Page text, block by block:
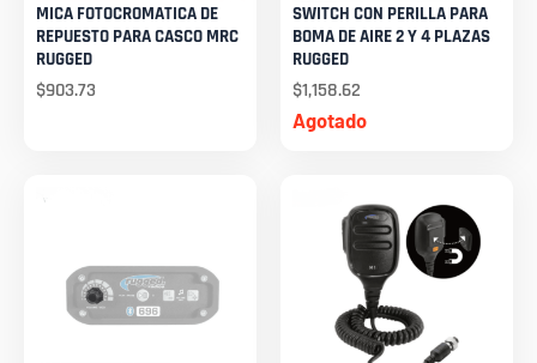
MICA FOTOCROMATICA DE
REPUESTO PARA CASCO MRC
RUGGED
$903.73
Agotado
SWITCH CON PERILLA PARA
BOMA DE AIRE 2 Y 4 PLAZAS
RUGGED
$1,158.62